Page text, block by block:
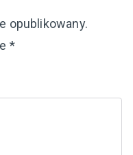
opublikowany.
*